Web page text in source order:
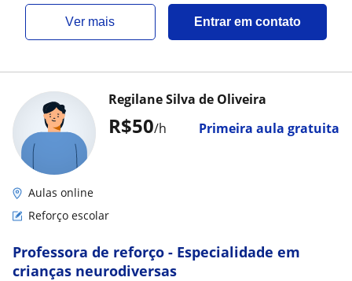
ver mais Entrar em contato
R$50/h Primeira aula gratuita
Regilane Silva de Oliveira
Aulas online
Reforço escolar
Professora de reforço - Especialidade em
crianças neurodiversas